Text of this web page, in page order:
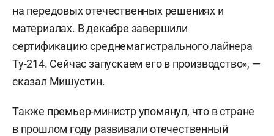
на передовых отечественных решениях и
материалах. В декабре завершили
сертификацию среднемагистрального лайнера
Ту-214. Сейчас запускаем его в производство», —
сказал Мишустин.
Также премьер-министр упомянул, что в стране
в прошлом году развивали отечественный